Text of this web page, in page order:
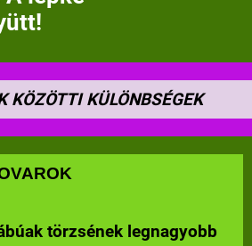
KÖZÖTTI KÜLÖNBSÉGEK
törzsének legnagyobb